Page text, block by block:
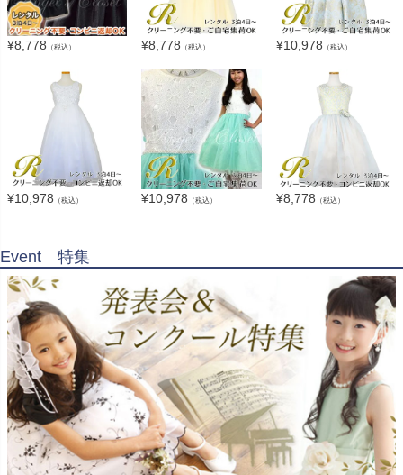
¥8,778 （税込） ¥8,778 （税込） ¥10,978 （税込）
¥10,978 （税込） ¥10,978 （税込） ¥8,778 （税込）
Event 特集